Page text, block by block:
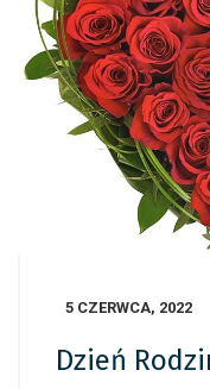
5 CZERWCA, 2022
Dzień